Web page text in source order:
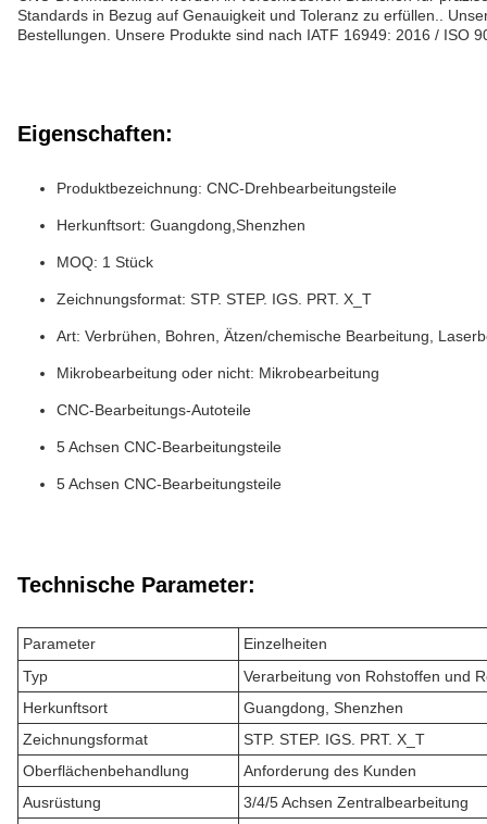
Standards in Bezug auf Genauigkeit und Toleranz zu erfüllen..
Bestellungen. Unsere Produkte sind nach IATF 16949: 2016 / ISO
Eigenschaften:
Produktbezeichnung: CNC-Drehbearbeitungsteile
Herkunftsort: Guangdong,Shenzhen
MOQ: 1 Stück
Zeichnungsformat: STP. STEP. IGS. PRT. X_T
Art: Verbrühen, Bohren, Ätzen/chemische Bearbeitung,
Mikrobearbeitung oder nicht: Mikrobearbeitung
CNC-Bearbeitungs-Autoteile
5 Achsen CNC-Bearbeitungsteile
5 Achsen CNC-Bearbeitungsteile
Technische Parameter:
Parameter
Einzelheiten
Typ
Verarbeitung von Rohstoffen und
Herkunftsort
Guangdong, Shenzhen
Zeichnungsformat
STP. STEP. IGS. PRT. X_T
Oberflächenbehandlung
Anforderung des Kunden
Ausrüstung
3/4/5 Achsen Zentralbearbeitung